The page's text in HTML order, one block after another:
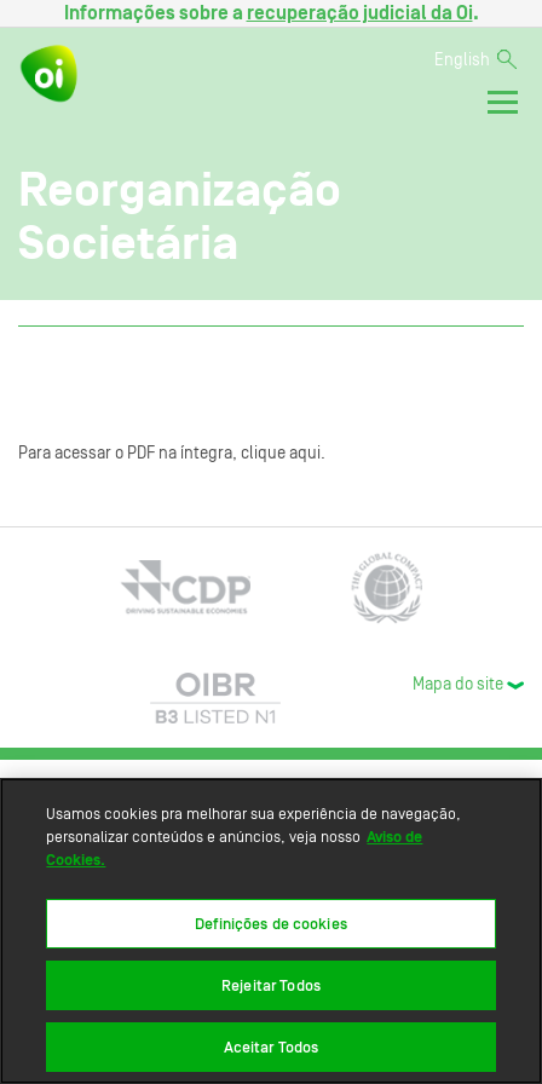
Informações sobre a recuperação judicial da Oi.
English
Reorganização
Societária
Para acessar o PDF na íntegra, clique aqui.
Mapa do site
Usamos cookies pra melhorar sua experiência de navegação,
personalizar conteúdos e anúncios, veja nosso Aviso de
Cookies.
Definições de cookies
Rejeitar Todos
Aceitar Todos